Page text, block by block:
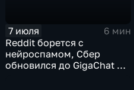
7 июля
6 мин
Reddit борется с
нейроспамом, Сбер
обновился до GigaChat 3.5